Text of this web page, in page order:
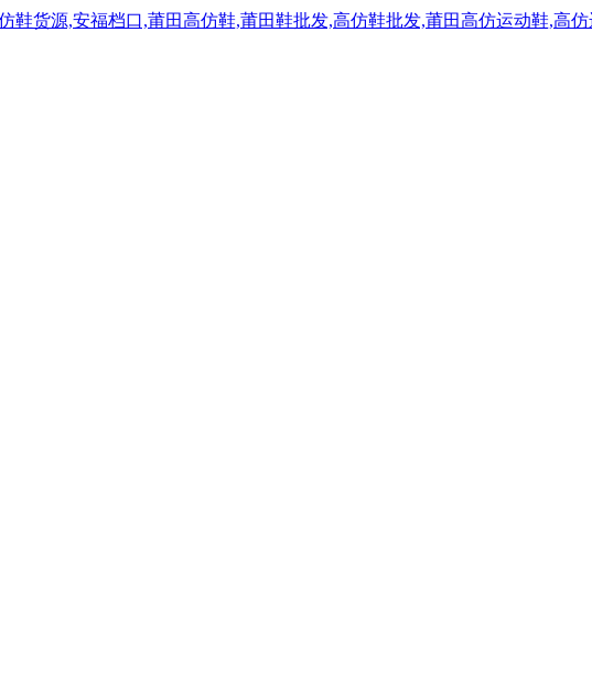
鞋货源,安福档口,莆田高仿鞋,莆田鞋批发,高仿鞋批发,莆田高仿运动鞋,高